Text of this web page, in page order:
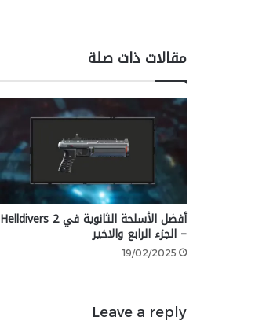
مقالات ذات صلة
أفضل الأسلحة الثانوية في Helldivers 2
– الجزء الرابع والاخير
19/02/2025
Leave a reply